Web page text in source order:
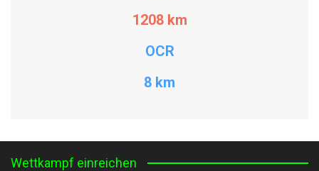
1208 km
OCR
8 km
Wettkampf einreichen